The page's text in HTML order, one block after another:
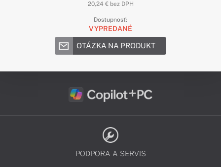
20,24 € bez DPH
Dostupnosť:
VYPREDANÉ
OTÁZKA NA PRODUKT
PODPORA A SERVIS